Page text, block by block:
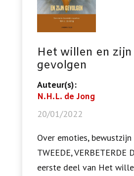
Het willen en zijn
gevolgen
Auteur(s):
N.H.L. de Jong
20/01/2022
Over emoties, bewustzijn
TWEEDE, VERBETERDE
eerste deel van Het